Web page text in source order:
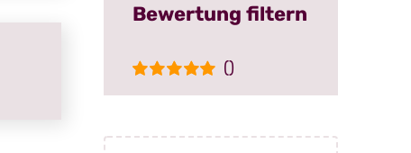
Bewertung filtern
Bewertet
()